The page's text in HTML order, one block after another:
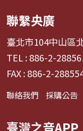
聯繫央廣
臺北市104中山區
TEL : 886-2-
FAX : 886-2-
聯絡我們 採購公告
臺灣之音APP